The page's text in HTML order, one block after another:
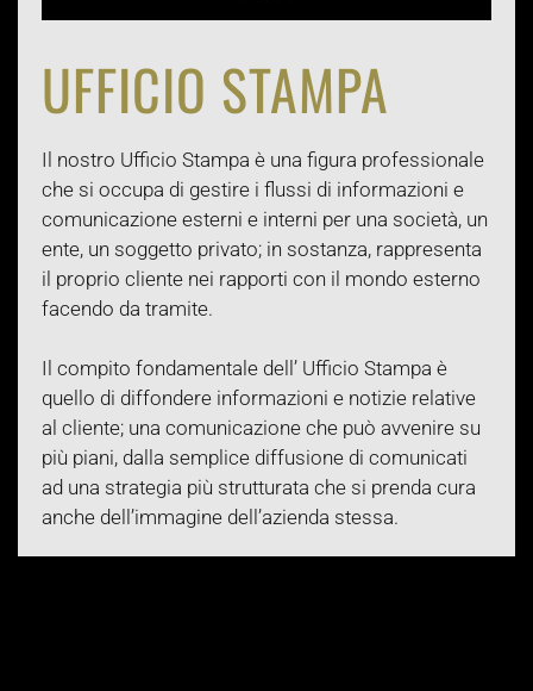
UFFICIO STAMPA
Il nostro Ufficio Stampa è una figura professionale
che si occupa di gestire i flussi di informazioni e
comunicazione esterni e interni per una società, un
ente, un soggetto privato; in sostanza, rappresenta
il proprio cliente nei rapporti con il mondo esterno
facendo da tramite.
Il compito fondamentale dell’ Ufficio Stampa è
quello di diffondere informazioni e notizie relative
al cliente; una comunicazione che può avvenire su
più piani, dalla semplice diffusione di comunicati
ad una strategia più strutturata che si prenda cura
anche dell’immagine dell’azienda stessa.